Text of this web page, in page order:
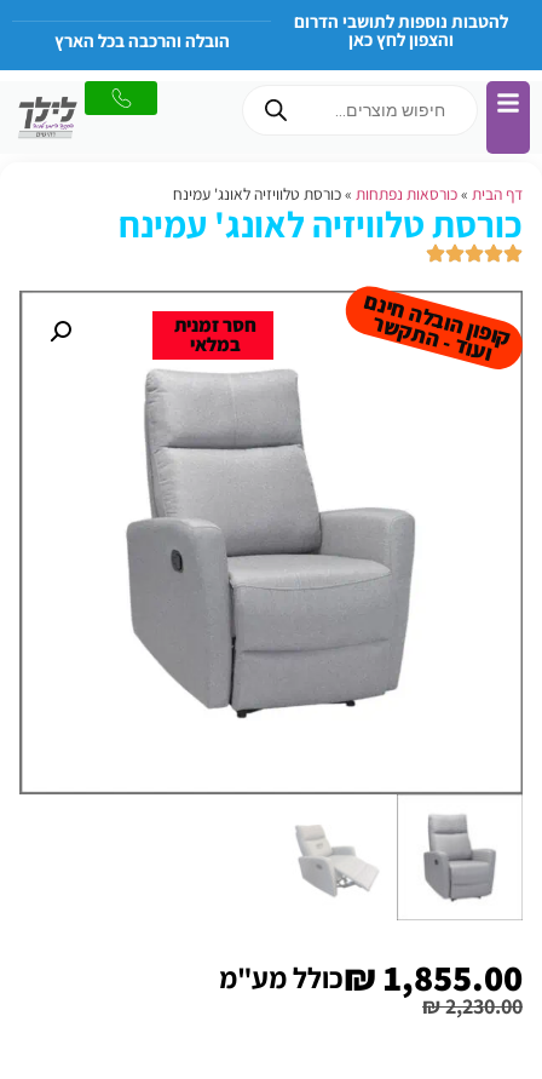
להטבות נוספות לתושבי הדרום
והצפון לחץ כאן הובלה והרכבה בכל הארץ
דף הבית »כורסאות נפתחות »כורסת טלוויזיה לאונג' עמינח
כורסת טלוויזיה לאונג' עמינח
קו
פון
הו
ב
ל
ה
חינ
ם
ו
עו
ד -
ה
ת
ק
ש
ר חסר זמנית
במלאי
₪2,230.00
₪ 1,855.00 כולל מע"מ